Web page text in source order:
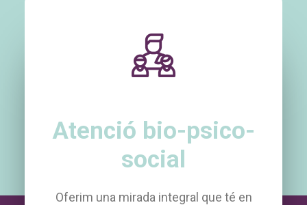
Atenció bio-psico-
social
Oferim una mirada integral que té en